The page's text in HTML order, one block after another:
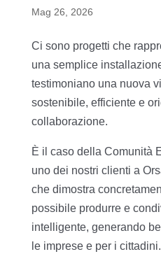
Mag 26, 2026
Ci sono progetti che
una semplice
testimoniano una nuova
sostenibile, efficiente e
collaborazione.
È il caso della Comunità
uno dei nostri clienti a
che dimostra
possibile produrre e
intelligente, generando
le imprese e per i cittadini.